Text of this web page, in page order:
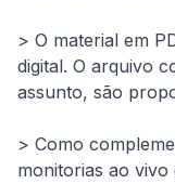
> O material em
digital. O arquivo
assunto, são
> Como
monitorias ao vivo